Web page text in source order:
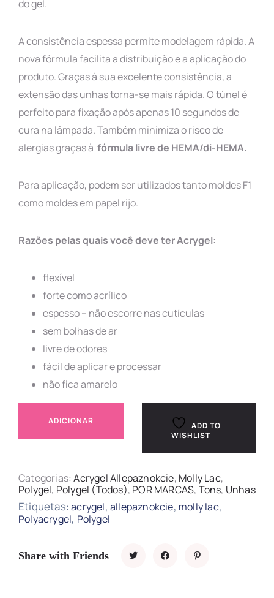
do gel.
A consistência espessa permite modelagem rápida. A
nova fórmula facilita a distribuição e a aplicação do
produto. Graças à sua excelente consistência, a
extensão das unhas torna-se mais rápida. O túnel é
perfeito para fixação após apenas 10 segundos de
cura na lâmpada. Também minimiza o risco de
alergias graças à fórmula livre de HEMA/di-HEMA.
Para aplicação, podem ser utilizados tanto moldes F1
como moldes em papel rijo.
Razões pelas quais você deve ter Acrygel:
flexível
forte como acrílico
espesso – não escorre nas cutículas
sem bolhas de ar
livre de odores
fácil de aplicar e processar
não fica amarelo
ADICIONAR
ADD TO
WISHLIST
Categorias:Acrygel Allepaznokcie, Molly Lac,
Polygel, Polygel (Todos), POR MARCAS, Tons, Unhas
Etiquetas:acrygel,allepaznokcie, molly lac,
Polyacrygel, Polygel
Share with Friends